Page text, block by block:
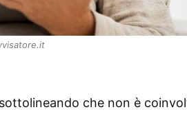
che non è